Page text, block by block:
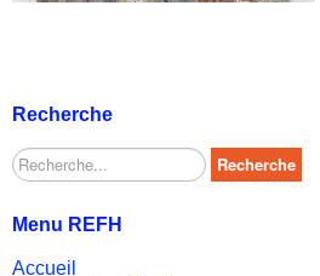
Recherche
Rechercher Recherche
Menu REFH
Accueil